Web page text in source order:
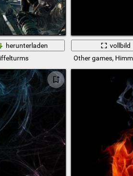
herunterladen
vollbild
Other games,